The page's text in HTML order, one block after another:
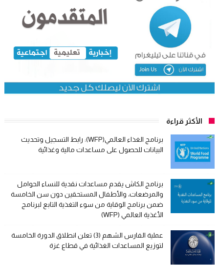
الأكثر قراءة
برنامج الغذاء العالمي(WFP): رابط التسجيل وتحديث
البيانات للحصول على مساعدات مالية وغذائية
برنامج الكاش يقدم مساعدات نقدية للنساء الحوامل
والمرضعات، والأطفال المستحقين دون سن الخامسة
ضمن برنامج الوقاية من سوء التغذية التابع لبرنامج
الأغذية العالمي (WFP)
عملية الفارس الشهم (3) تعلن انطلاق الدورة الخامسة
لتوزيع المساعدات الغذائية في قطاع غزة